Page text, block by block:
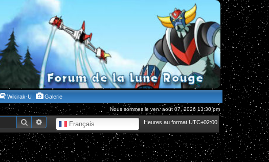
Wikirak-U Galerie
Nous sommes le ven. août 07, 2026 13:30 pm
Heures au format UTC+02:00
Français
RechercherRecherche avancée